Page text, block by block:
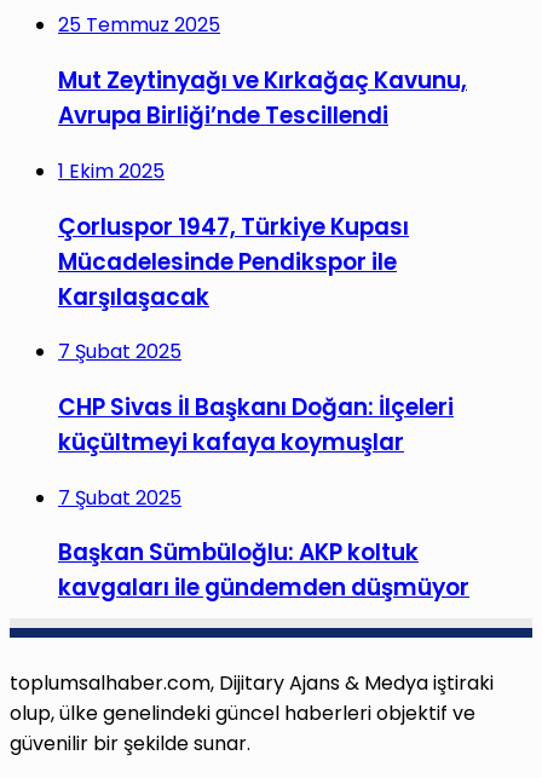
25 Temmuz 2025
Mut Zeytinyağı ve Kırkağaç Kavunu,
Avrupa Birliği’nde Tescillendi
1 Ekim 2025
Çorluspor 1947, Türkiye Kupası
Mücadelesinde Pendikspor ile
Karşılaşacak
7 Şubat 2025
CHP Sivas İl Başkanı Doğan: İlçeleri
küçültmeyi kafaya koymuşlar
7 Şubat 2025
Başkan Sümbüloğlu: AKP koltuk
kavgaları ile gündemden düşmüyor
toplumsalhaber.com, Dijitary Ajans & Medya iştiraki
olup, ülke genelindeki güncel haberleri objektif ve
güvenilir bir şekilde sunar.